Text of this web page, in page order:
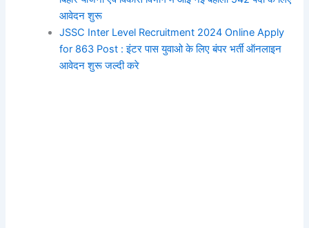
आवेदन शुरू
JSSC Inter Level Recruitment 2024 Online Apply
for 863 Post : इंटर पास युवाओ के लिए बंपर भर्ती ऑनलाइन
आवेदन शुरू जल्दी करे